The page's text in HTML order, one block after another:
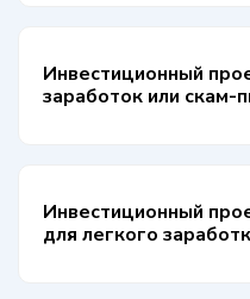
Инвестиционный
заработок или скам-
Инвестиционный
для легкого